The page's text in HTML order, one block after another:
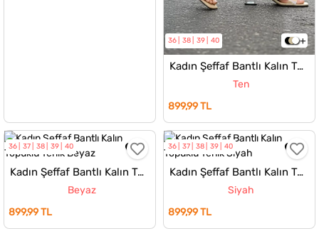
36 38 39 40
Kadın Şeffaf Bantlı Kalın Topuklu Terlik
Ten
899,99 TL
36 37 38 39 40
Kadın Şeffaf Bantlı Kalın Topuklu Terlik
Beyaz
899,99 TL
36 37 38 39 40
Kadın Şeffaf Bantlı Kalın Topuklu Terlik
Siyah
899,99 TL